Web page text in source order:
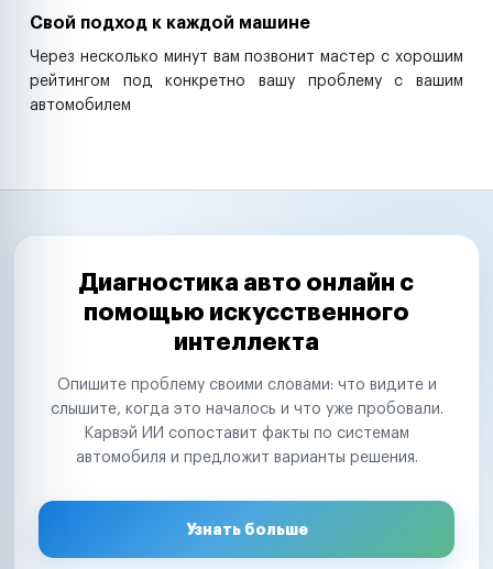
Свой подход к каждой машине
Через несколько минут вам позвонит мастер с хорошим
рейтингом под конкретно вашу проблему с вашим
автомобилем
Диагностика авто онлайн с
помощью искусственного
интеллекта
Опишите проблему своими словами: что видите и
слышите, когда это началось и что уже пробовали.
Карвэй ИИ сопоставит факты по системам
автомобиля и предложит варианты решения.
Узнать больше